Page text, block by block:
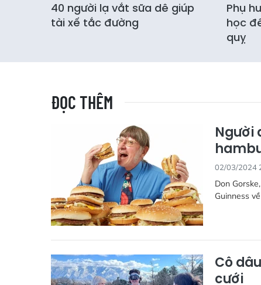
40 người lạ vắt sữa dê giúp
tài xế tắc đường
Phụ
học
quỵ
ĐỌC THÊM
Người
02/03/2024
Don
Guinness
Cô
cưới